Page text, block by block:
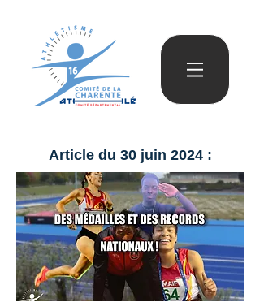
Article du 30 juin 2024 :